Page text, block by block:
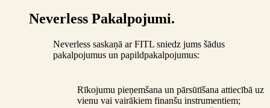
Neverless Pakalpojumi.
Neverless saskaņā ar FITL sniedz jums šādus
pakalpojumus un papildpakalpojumus:
Rīkojumu pieņemšana un pārsūtīšana attiecībā uz
vienu vai vairākiem finanšu instrumentiem;